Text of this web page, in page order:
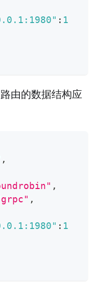
: 1
由的数据结构应
,
,
,
: 1